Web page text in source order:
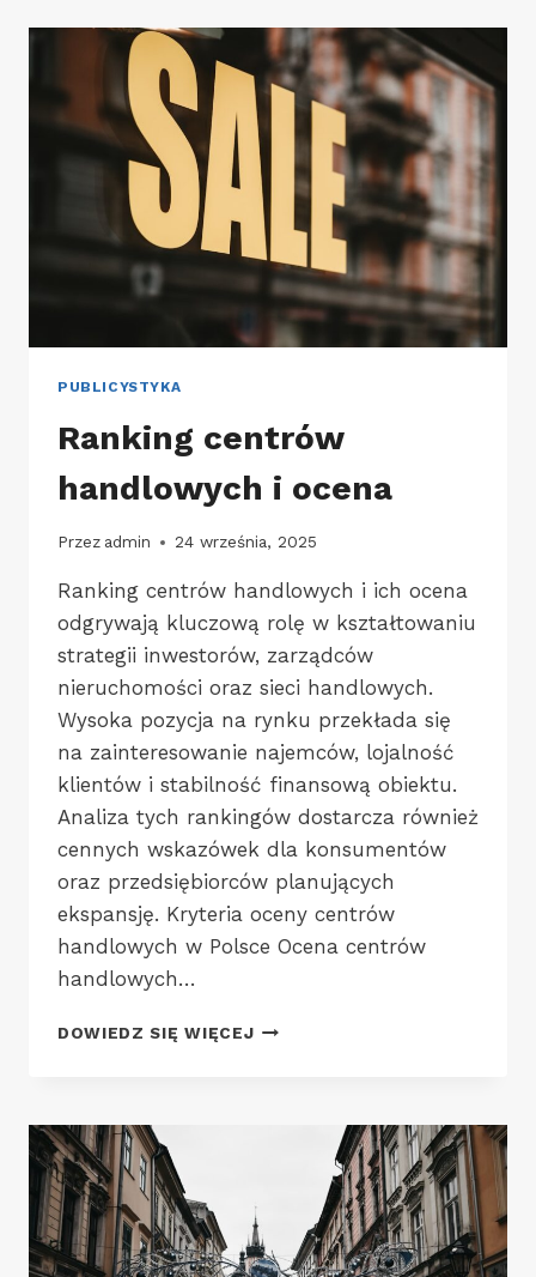
DOBRE
MIEJSCE
NA
ZAKUP
SMARTFONA?
JAK
NIE
ZGUBIĆ
SIĘ
WŚRÓD
PROMOCJI
OFERT?
PUBLICYSTYKA
Ranking centrów
handlowych i ocena
Przez admin 24 września, 2025
Ranking centrów handlowych i ich ocena
odgrywają kluczową rolę w kształtowaniu
strategii inwestorów, zarządców
nieruchomości oraz sieci handlowych.
Wysoka pozycja na rynku przekłada się
na zainteresowanie najemców, lojalność
klientów i stabilność finansową obiektu.
Analiza tych rankingów dostarcza również
cennych wskazówek dla konsumentów
oraz przedsiębiorców planujących
ekspansję. Kryteria oceny centrów
handlowych w Polsce Ocena centrów
handlowych…
DOWIEDZ SIĘ WIĘCEJRANKING